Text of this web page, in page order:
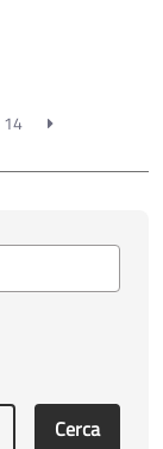
14
Cerca